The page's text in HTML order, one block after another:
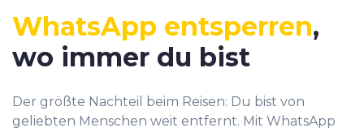
WhatsApp entsperren,
wo immer du bist
Der größte Nachteil beim Reisen: Du bist von
geliebten Menschen weit entfernt. Mit WhatsApp